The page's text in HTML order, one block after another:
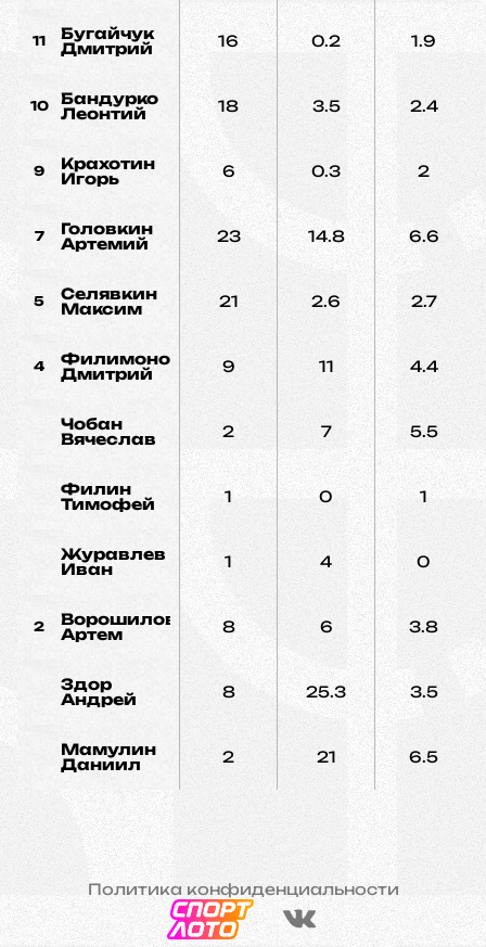
11
Бугайчук
Дмитрий
16 0.2 1.9
10
Бандурко
Леонтий
18 3.5 2.4
9
Крахотин
Игорь
6 0.3 2
7
Головкин
Артемий
23 14.8 6.6
5
Селявкин
Максим
21 2.6 2.7
4
Филимонов
Дмитрий
9 11 4.4
Чобан
Вячеслав
2 7 5.5
Филин
Тимофей
1 0 1
Журавлев
Иван
1 4 0
2
Ворошилов
Артем
8 6 3.8
Здор
Андрей
8 25.3 3.5
Мамулин
Даниил
2 21 6.5
Политика конфиденциальности